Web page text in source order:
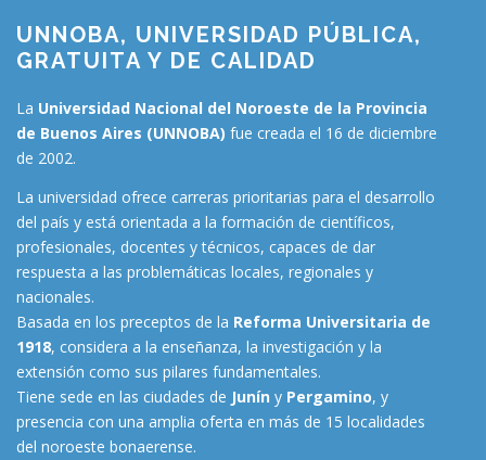
UNNOBA, UNIVERSIDAD PÚBLICA,
GRATUITA Y DE CALIDAD
La Universidad Nacional del Noroeste de la Provincia
de Buenos Aires (UNNOBA) fue creada el 16 de diciembre
de 2002.
La universidad ofrece carreras prioritarias para el desarrollo
del país y está orientada a la formación de científicos,
profesionales, docentes y técnicos, capaces de dar
respuesta a las problemáticas locales, regionales y
nacionales.
Basada en los preceptos de la Reforma Universitaria de
1918, considera a la enseñanza, la investigación y la
extensión como sus pilares fundamentales.
Tiene sede en las ciudades de Junín y Pergamino, y
presencia con una amplia oferta en más de 15 localidades
del noroeste bonaerense.